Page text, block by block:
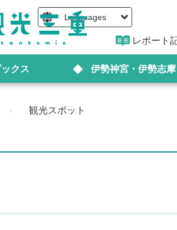
Languages
レポート
ックス 伊勢神宮・伊勢志摩
› 観光スポット